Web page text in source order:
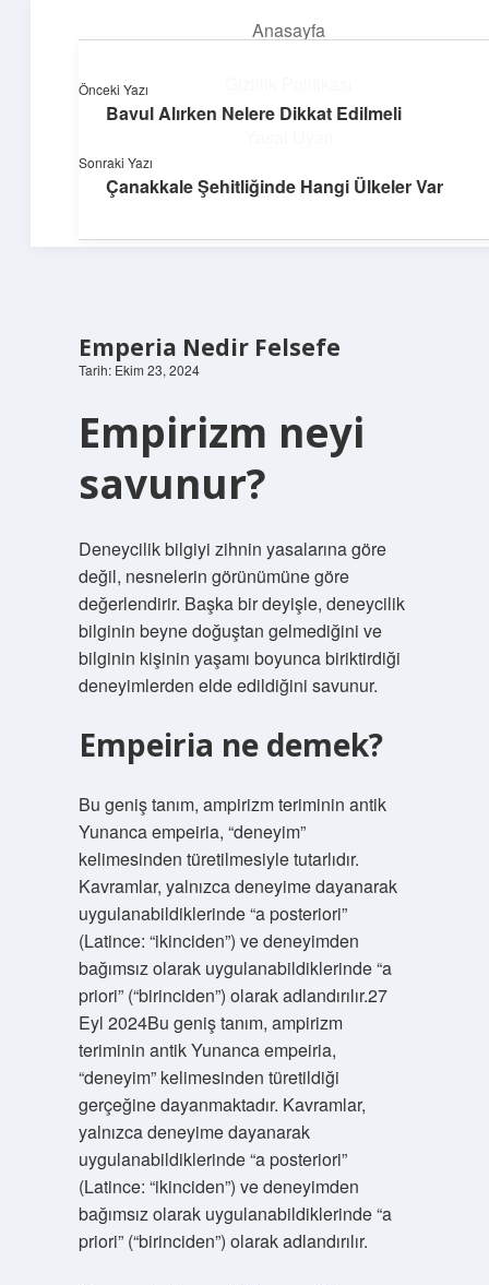
Anasayfa
Hakkımızda
Yaratıcı projelerle dünyanı inşa et!
Emperia Nedir Felsefe
Tarih: Ekim 23, 2024
Empirizm neyi
savunur?
Deneycilik bilgiyi zihnin yasalarına göre
değil, nesnelerin görünümüne göre
değerlendirir. Başka bir deyişle, deneycilik
bilginin beyne doğuştan gelmediğini ve
bilginin kişinin yaşamı boyunca biriktirdiği
deneyimlerden elde edildiğini savunur.
Empeiria ne demek?
Bu geniş tanım, ampirizm teriminin antik
Yunanca empeiria, “deneyim”
kelimesinden türetilmesiyle tutarlıdır.
Kavramlar, yalnızca deneyime dayanarak
uygulanabildiklerinde “a posteriori”
(Latince: “ikinciden”) ve deneyimden
bağımsız olarak uygulanabildiklerinde “a
priori” (“birinciden”) olarak adlandırılır.27
Eyl 2024Bu geniş tanım, ampirizm
teriminin antik Yunanca empeiria,
“deneyim” kelimesinden türetildiği
gerçeğine dayanmaktadır. Kavramlar,
yalnızca deneyime dayanarak
uygulanabildiklerinde “a posteriori”
(Latince: “ikinciden”) ve deneyimden
bağımsız olarak uygulanabildiklerinde “a
priori” (“birinciden”) olarak adlandırılır.
Önceki Yazı
Bavul Alırken Nelere Dikkat Edilmeli
Sonraki Yazı
Çanakkale Şehitliğinde Hangi Ülkeler Var